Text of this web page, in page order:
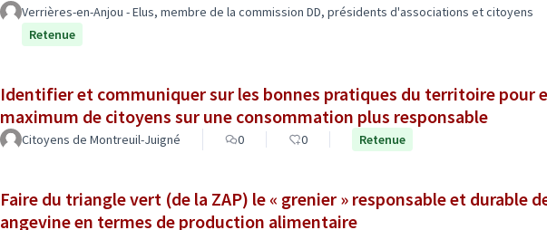
Verrières-en-Anjou - Elus, membre de la commission DD, présidents d'associations et citoyens
Retenue
Identifier et communiquer sur les bonnes pratiques du territoire pour
maximum de citoyens sur une consommation plus responsable
Citoyens de Montreuil-Juigné 0 0 Retenue
Faire du triangle vert (de la ZAP) le « grenier » responsable et durable
angevine en termes de production alimentaire